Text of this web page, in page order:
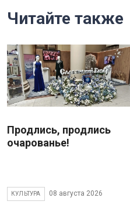
Читайте также
Продлись, продлись
очарованье!
КУЛЬТУРА 08 августа 2026